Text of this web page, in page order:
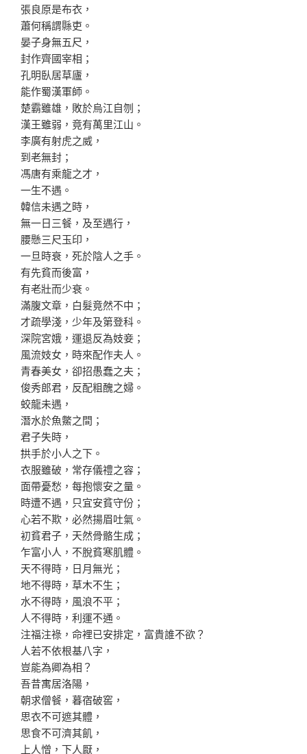
張良原是布衣，
蕭何稱謂縣吏。
晏子身無五尺，
封作齊國宰相；
孔明臥居草廬，
能作蜀漢軍師。
楚霸雖雄，敗於烏江自刎；
漢王雖弱，竟有萬里江山。
李廣有射虎之威，
到老無封；
馮唐有乘龍之才，
一生不遇。
韓信未遇之時，
無一日三餐，及至遇行，
腰懸三尺玉印，
一旦時衰，死於陰人之手。
有先貧而後富，
有老壯而少衰。
滿腹文章，白髮竟然不中；
才疏學淺，少年及第登科。
深院宮娥，運退反為妓妾；
風流妓女，時來配作夫人。
青春美女，卻招愚蠢之夫；
俊秀郎君，反配粗醜之婦。
蛟龍未遇，
潛水於魚鱉之間；
君子失時，
拱手於小人之下。
衣服雖破，常存儀禮之容；
面帶憂愁，每抱懷安之量。
時遭不遇，只宜安貧守份；
心若不欺，必然揚眉吐氣。
初貧君子，天然骨骼生成；
乍富小人，不脫貧寒肌體。
天不得時，日月無光；
地不得時，草木不生；
水不得時，風浪不平；
人不得時，利運不通。
注福注祿，命裡已安排定，富貴誰不欲？
人若不依根基八字，
豈能為卿為相？
吾昔寓居洛陽，
朝求僧餐，暮宿破窖，
思衣不可遮其體，
思食不可濟其飢，
上人憎，下人厭，